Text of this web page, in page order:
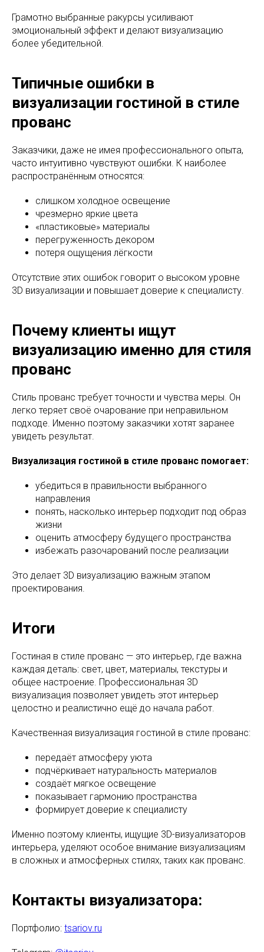
Грамотно выбранные ракурсы усиливают
эмоциональный эффект и делают визуализацию
более убедительной.
Типичные ошибки в
визуализации гостиной в стиле
прованс
Заказчики, даже не имея профессионального опыта,
часто интуитивно чувствуют ошибки. К наиболее
распространённым относятся:
слишком холодное освещение
чрезмерно яркие цвета
«пластиковые» материалы
перегруженность декором
потеря ощущения лёгкости
Отсутствие этих ошибок говорит о высоком уровне
3D визуализации и повышает доверие к специалисту.
Почему клиенты ищут
визуализацию именно для стиля
прованс
Стиль прованс требует точности и чувства меры. Он
легко теряет своё очарование при неправильном
подходе. Именно поэтому заказчики хотят заранее
увидеть результат.
Визуализация гостиной в стиле прованс помогает:
убедиться в правильности выбранного
направления
понять, насколько интерьер подходит под образ
жизни
оценить атмосферу будущего пространства
избежать разочарований после реализации
Это делает 3D визуализацию важным этапом
проектирования.
Итоги
Гостиная в стиле прованс — это интерьер, где важна
каждая деталь: свет, цвет, материалы, текстуры и
общее настроение. Профессиональная 3D
визуализация позволяет увидеть этот интерьер
целостно и реалистично ещё до начала работ.
Качественная визуализация гостиной в стиле прованс:
передаёт атмосферу уюта
подчёркивает натуральность материалов
создаёт мягкое освещение
показывает гармонию пространства
формирует доверие к специалисту
Именно поэтому клиенты, ищущие 3D-визуализаторов
интерьера, уделяют особое внимание визуализациям
в сложных и атмосферных стилях, таких как прованс.
Контакты визуализатора:
Портфолио: tsariov.ru